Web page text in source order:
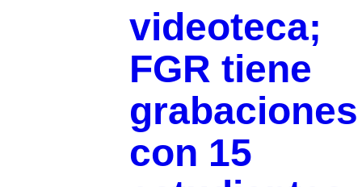
videoteca;
FGR tiene
grabaciones
con 15